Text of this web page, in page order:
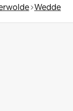
Wedde